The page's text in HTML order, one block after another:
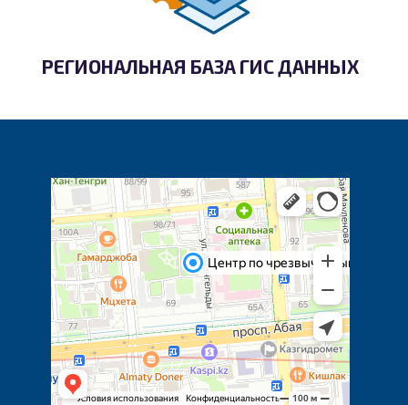
РЕГИОНАЛЬНАЯ БАЗА ГИС ДАННЫХ